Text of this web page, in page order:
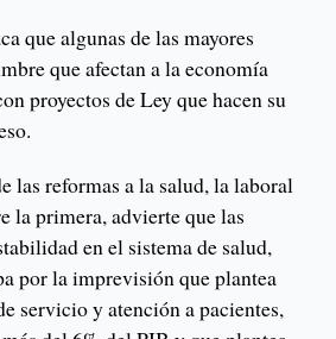
que algunas de las mayores
que afectan a la economía
proyectos de Ley que hacen su
las reformas a la salud, la laboral
la primera, advierte que las
en el sistema de salud,
por la imprevisión que plantea
servicio y atención a pacientes,